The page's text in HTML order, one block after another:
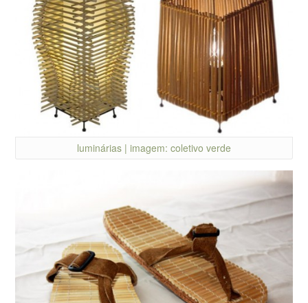
luminárias | imagem: coletivo verde